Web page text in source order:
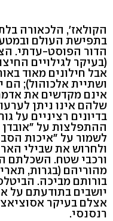
הקולאז', הלכאורה
בתפישת העולם
הדור הפוסט-עדתי.
(בעיקר לגילויים
אבל חילונים מאוד
ושתיית אלכוהול); הם
אינם מקדשים את
שלהם אינו ניתן
בדיונים רציניים על
ההתפלצות על
לשמור על "איכות
ולחרוש את שבילי
ורכבי שטח. השכלתם
מהוריהם (בגרות,
בורותם מביכה.
יושבים בתודעתם על
אצלם בעיקר
רנסנסי.